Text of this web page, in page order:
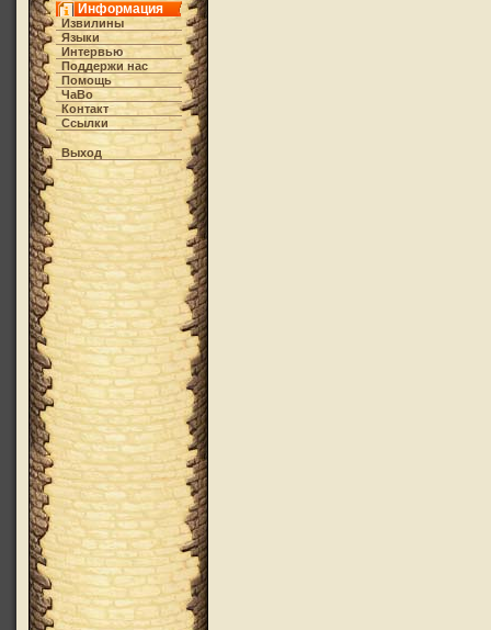
Информация
Извилины
Языки
Интервью
Поддержи нас
Помощь
ЧаВо
Контакт
Ссылки
Выход